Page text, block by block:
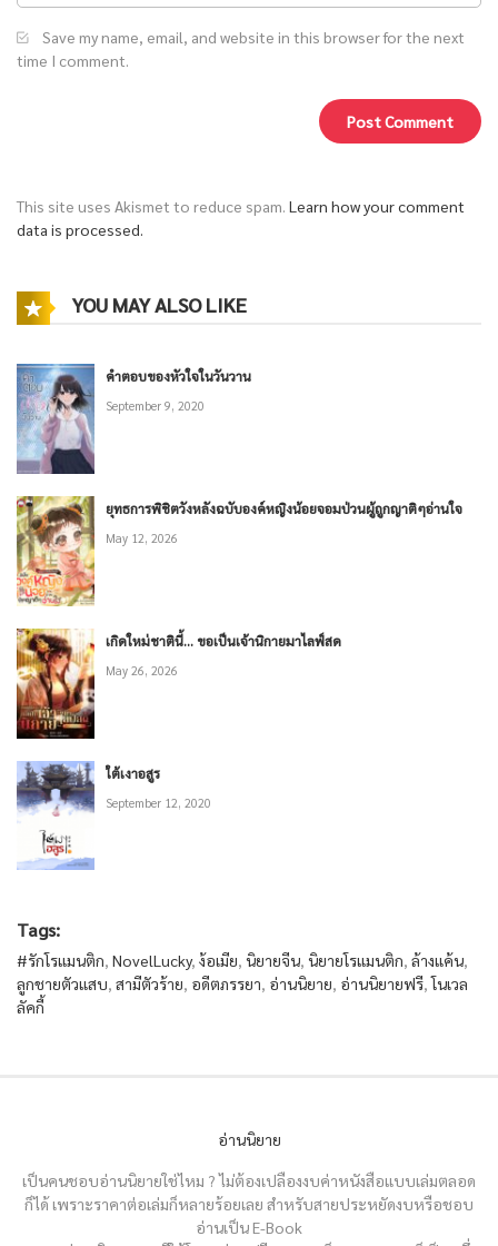
Save my name, email, and website in this browser for the next
time I comment.
This site uses Akismet to reduce spam. Learn how your comment
data is processed.
YOU MAY ALSO LIKE
คำตอบของหัวใจในวันวาน
September 9, 2020
ยุทธการพิชิตวังหลังฉบับองค์หญิงน้อยจอมป่วนผู้ถูกญาติๆอ่านใจ
May 12, 2026
เกิดใหม่ชาตินี้… ขอเป็นเจ้านิกายมาไลฟ์สด
May 26, 2026
ใต้เงาอสูร
September 12, 2020
Tags:
#รักโรแมนติก, NovelLucky, ง้อเมีย, นิยายจีน, นิยายโรแมนติก, ล้างแค้น,
ลูกชายตัวแสบ, สามีตัวร้าย, อดีตภรรยา, อ่านนิยาย, อ่านนิยายฟรี,โนเวล
ลัคกี้
อ่านนิยาย
เป็นคนชอบอ่านนิยายใช่ไหม ? ไม่ต้องเปลืองงบค่าหนังสือแบบเล่มตลอด
ก็ได้ เพราะราคาต่อเล่มก็หลายร้อยเลย สำหรับสายประหยัดงบหรือชอบ
อ่านเป็น E-Book